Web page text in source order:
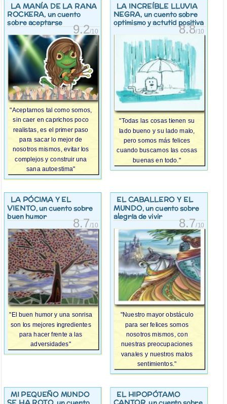
LA MANÍA DE LA RANA
ROCKERA, un cuento
sobre aceptarse
9.2/10
"Aceptarnos tal como somos,
sin caer en caprichos poco
realistas, es el primer paso
para sacar lo mejor de
nosotros mismos, evitar los
complejos y construir una
sana autoestima"
LA INCREÍBLE LLUVIA
NEGRA, un cuento sobre
optimismo y actutid positiva
8.8/10
"Todas las cosas tienen su
lado bueno y su lado malo,
pero somos más felices
cuando buscamos las cosas
buenas en todo."
LA PÓCIMA Y EL
VIENTO, un cuento sobre
buen humor
8.7/10
"El buen humor y una sonrisa
son los mejores ingredientes
para hacer frente a las
adversidades"
EL CABALLERO Y EL
MUNDO, un cuento sobre
alegría de vivir
8.7/10
"Nuestro mayor obstáculo
para ser felices somos
nosotros mismos, con
nuestras preocupaciones
vanales y nuestros malos
sentimientos."
MI PEQUEÑO MUNDO EL HIPOPÓTAMO